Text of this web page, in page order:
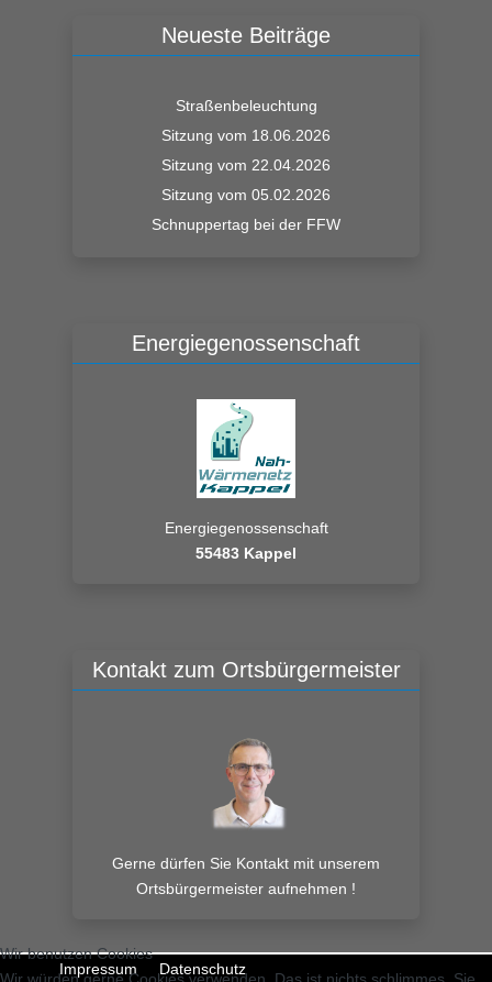
Neueste Beiträge
Straßenbeleuchtung
Sitzung vom 18.06.2026
Sitzung vom 22.04.2026
Sitzung vom 05.02.2026
Schnuppertag bei der FFW
Energiegenossenschaft
Energiegenossenschaft
55483 Kappel
Kontakt zum Ortsbürgermeister
Gerne dürfen Sie Kontakt mit unserem
Ortsbürgermeister aufnehmen !
Impressum Datenschutz
Wir benutzen Cookies